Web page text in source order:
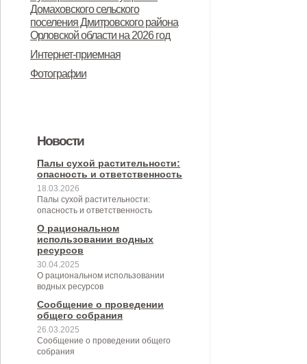
предназначенного для
предоставления во владение и
(или) пользование на
долгосрочной основе (в том числе
среднего предпринимательства и
организациям, образующим
субъектов малого и среднего
предпринимательства» (с
изменениями от 26.04.2022 № 30/9-
сс)
Дмитровского района Орловской
области в целях осуществления
сельского поселения
Домаховского сельского
поселения Дмитровского района
Орловской области на 2026 год
Интернет-приемная
Фотографии
Новости
Палы сухой растительности:
опасность и ответственность
18.03.2026
Палы сухой растительности:
опасность и ответственность
О рациональном
использовании водных
ресурсов
30.04.2025
О рациональном использовании
водных ресурсов
Сообщение о проведении
общего собрания
26.03.2025
Сообщение о проведении общего
собрания